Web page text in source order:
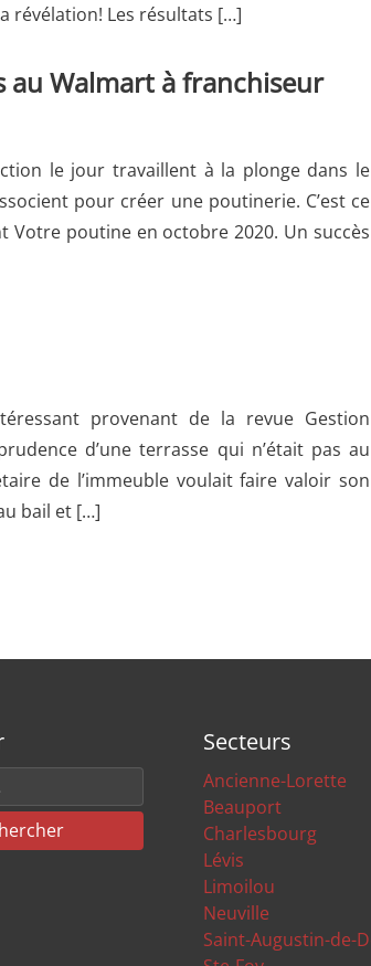
révélation! Les résultats […]
au Walmart à franchiseur
le jour travaillent à la plonge dans le
pour créer une poutinerie. C’est ce
Votre poutine en octobre 2020. Un succès
provenant de la revue Gestion
d’une terrasse qui n’était pas au
de l’immeuble voulait faire valoir son
bail et […]
Secteurs
Ancienne-Lorette
Beauport
Charlesbourg
Lévis
Limoilou
Neuville
Saint-Augustin-de-